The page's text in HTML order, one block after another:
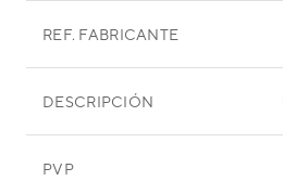
REF. FABRICANTE
DESCRIPCIÓN
PVP